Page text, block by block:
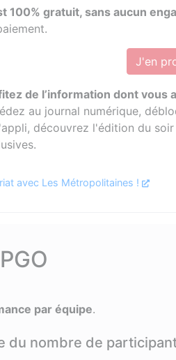
100% gratuit, sans aucun
J'en
de l’information dont vous
au journal numérique,
découvrez l'édition du
avec Les Métropolitaines !
par équipe.
du nombre de